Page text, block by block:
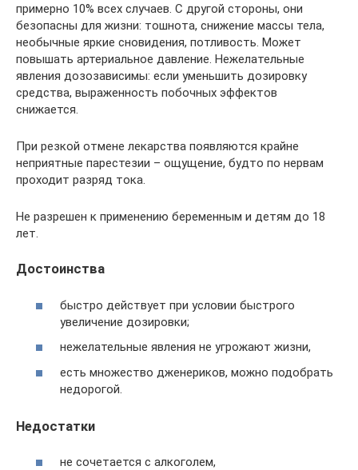
примерно 10% всех случаев. С другой стороны, они
безопасны для жизни: тошнота, снижение массы тела,
необычные яркие сновидения, потливость. Может
повышать артериальное давление. Нежелательные
явления дозозависимы: если уменьшить дозировку
средства, выраженность побочных эффектов
снижается.
При резкой отмене лекарства появляются крайне
неприятные парестезии – ощущение, будто по нервам
проходит разряд тока.
Не разрешен к применению беременным и детям до 18
лет.
Достоинства
быстро действует при условии быстрого
увеличение дозировки;
нежелательные явления не угрожают жизни,
есть множество дженериков, можно подобрать
недорогой.
Недостатки
не сочетается с алкоголем,